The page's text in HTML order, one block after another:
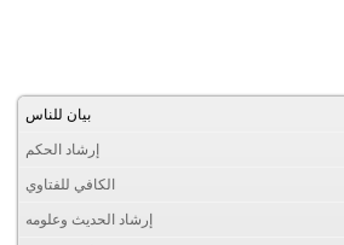
بيان للناس
إرشاد الحكم
الكافي للفتاوي
إرشاد الحديث وعلومه